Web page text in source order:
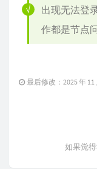
出现无法登
作都是节点
最后修改：2025 年 11
如果觉